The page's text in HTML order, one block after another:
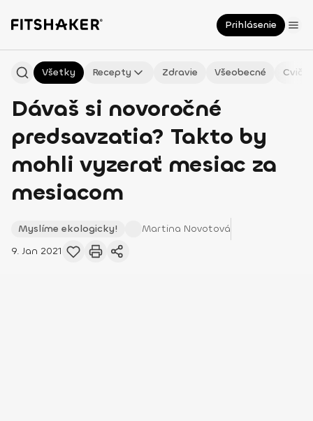
Prihlásenie
Všetky Recepty Zdravie Všeobecné
Dávaš si novoročné
predsavzatia? Takto by
mohli vyzerať mesiac za
mesiacom
Myslíme ekologicky! Martina Novotová
9. Jan 2021